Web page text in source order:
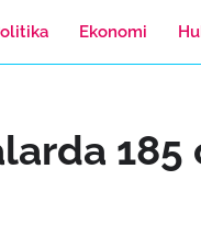
Ekonomi
185